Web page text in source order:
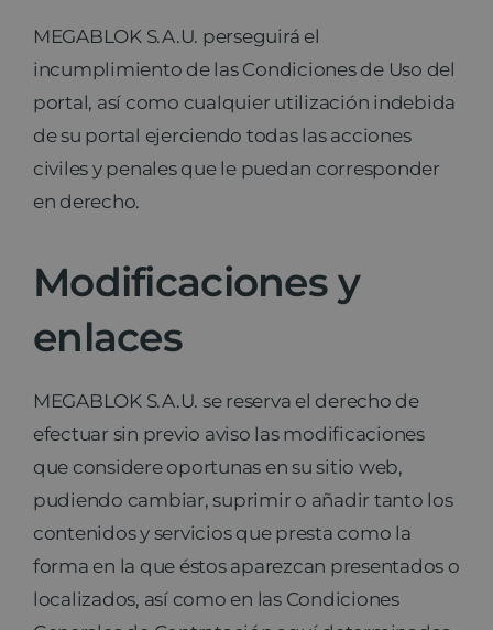
MEGABLOK S.A.U. perseguirá el
incumplimiento de las Condiciones de Uso del
portal, así como cualquier utilización indebida
de su portal ejerciendo todas las acciones
civiles y penales que le puedan corresponder
en derecho.
Modificaciones y
enlaces
MEGABLOK S.A.U. se reserva el derecho de
efectuar sin previo aviso las modificaciones
que considere oportunas en su sitio web,
pudiendo cambiar, suprimir o añadir tanto los
contenidos y servicios que presta como la
forma en la que éstos aparezcan presentados o
localizados, así como en las Condiciones